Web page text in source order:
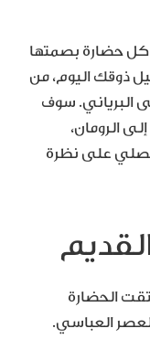
حضارة بصمتها
ذوقك اليوم، من
البرياني. سوف
الرومان،
تحصلي على نظرة
الحضارة
العباسي.